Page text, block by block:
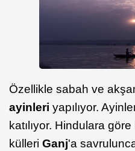
Özellikle sabah ve
ayinleri yapılıyor.
katılıyor. Hindulara
külleri Ganj'a